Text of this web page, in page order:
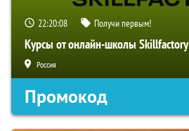
22:20:07 Получи первым!
Курсы от онлайн-школы Skillfactory
Россия
Промокод